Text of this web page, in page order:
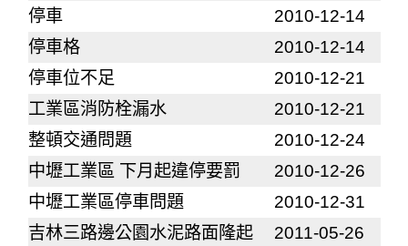
停車
2010-12-14
停車格
2010-12-14
停車位不足
2010-12-21
工業區消防栓漏水
2010-12-21
整頓交通問題
2010-12-24
中壢工業區 下月起違停要罰
2010-12-26
中壢工業區停車問題
2010-12-31
吉林三路邊公園水泥路面隆起
2011-05-26